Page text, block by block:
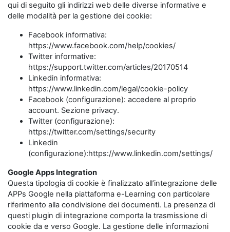
qui di seguito gli indirizzi web delle diverse informative e
delle modalità per la gestione dei cookie:
Facebook informativa:
https://www.facebook.com/help/cookies/
Twitter informative:
https://support.twitter.com/articles/20170514
Linkedin informativa:
https://www.linkedin.com/legal/cookie-policy
Facebook (configurazione): accedere al proprio
account. Sezione privacy.
Twitter (configurazione):
https://twitter.com/settings/security
Linkedin
(configurazione):https://www.linkedin.com/settings/
Google Apps Integration
Questa tipologia di cookie è finalizzato all’integrazione delle
APPs Google nella piattaforma e-Learning con particolare
riferimento alla condivisione dei documenti. La presenza di
questi plugin di integrazione comporta la trasmissione di
cookie da e verso Google. La gestione delle informazioni